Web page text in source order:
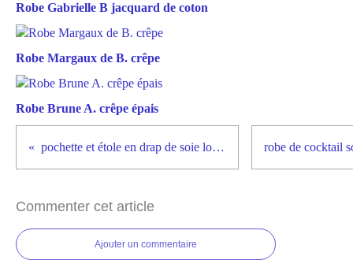
Robe Gabrielle B jacquard de coton
Robe Margaux de B. crêpe
Robe Brune A. crêpe épais
pochette et étole en drap de soie lourd et dentelle
Commenter cet article
Ajouter un commentaire